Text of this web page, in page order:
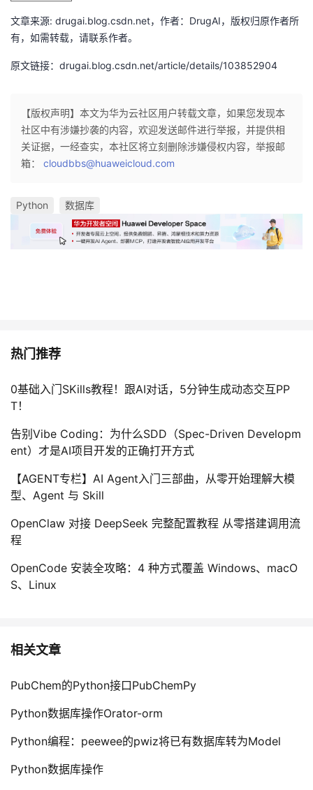
坛
圈
的
播
我
活
动
的
关
我
的
发
我
的
程
我
认
证
的
实
验
我
的
收
我
Programs
的
的
技
支
持
我
的
声
建
文章来源: drugai.blog.csdn.net，作者：DrugAI，版权归原作者所
有，如需转载，请联系作者。
原文链接：drugai.blog.csdn.net/article/details/103852904
【版权声明】本文为华为云社区用户转载文章，如果您发现本
社区中有涉嫌抄袭的内容，欢迎发送邮件进行举报，并提供相
关证据，一经查实，本社区将立刻删除涉嫌侵权内容，举报邮
箱： cloudbbs@huaweicloud.com
Python 数据库
热门推荐
0基础入门SKills教程！跟AI对话，5分钟生成动态交互PP
T！
告别Vibe Coding：为什么SDD（Spec-Driven Developm
ent）才是AI项目开发的正确打开方式
【AGENT专栏】AI Agent入门三部曲，从零开始理解大模
型、Agent 与 Skill
OpenClaw 对接 DeepSeek 完整配置教程 从零搭建调用流
程
OpenCode 安装全攻略：4 种方式覆盖 Windows、macO
S、Linux
相关文章
PubChem的Python接口PubChemPy
Python数据库操作Orator-orm
Python编程：peewee的pwiz将已有数据库转为Model
Python数据库操作